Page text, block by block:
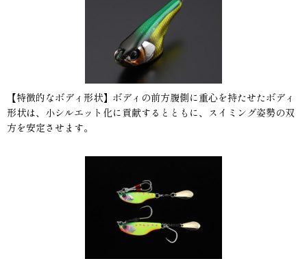
【特徴的なボディ形状】ボディの前方腹側に重心を持たせたボディ
形状は、小シルエット化に貢献するとともに、スイミング姿勢の双
方を安定させます。